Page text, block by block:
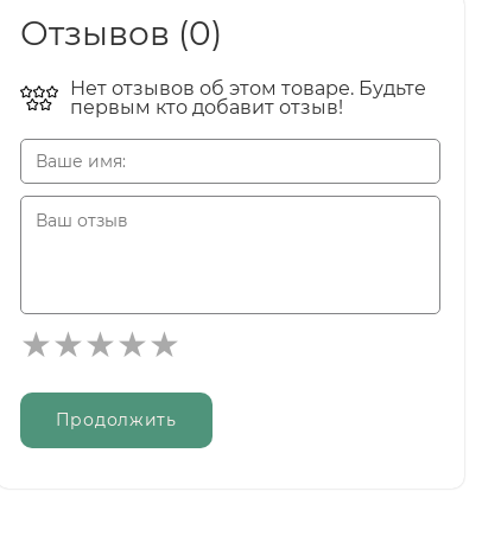
Отзывов (0)
Нет отзывов об этом товаре. Будьте
первым кто добавит отзыв!
Продолжить